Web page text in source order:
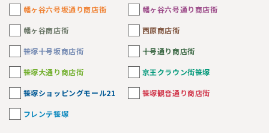
幡ヶ谷六号坂通り商店街 幡ヶ谷六号通り商店街
幡ヶ谷商店街 西原商店街
笹塚十号坂商店街 十号通り商店街
笹塚大通り商店街 京王クラウン街笹塚
笹塚ショッピングモール21 笹塚観音通り商店街
フレンテ笹塚